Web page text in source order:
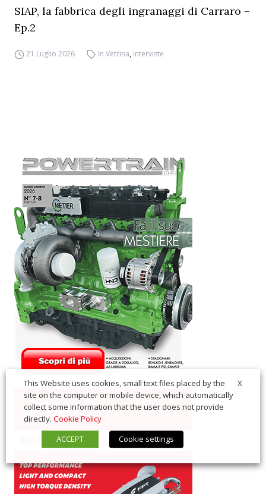
SIAP, la fabbrica degli ingranaggi di Carraro –
Ep.2
21 Luglio 2026 In Vetrina, Interviste
X
This Website uses cookies, small text files placed by the
site on the computer or mobile device, which automatically
collect some information that the user does not provide
directly. Cookie Policy
ACCEPT
Cookie settings